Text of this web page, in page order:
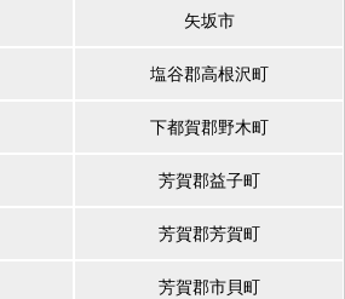
矢坂市
塩谷郡高根沢町
下都賀郡野木町
芳賀郡益子町
芳賀郡芳賀町
芳賀郡市貝町